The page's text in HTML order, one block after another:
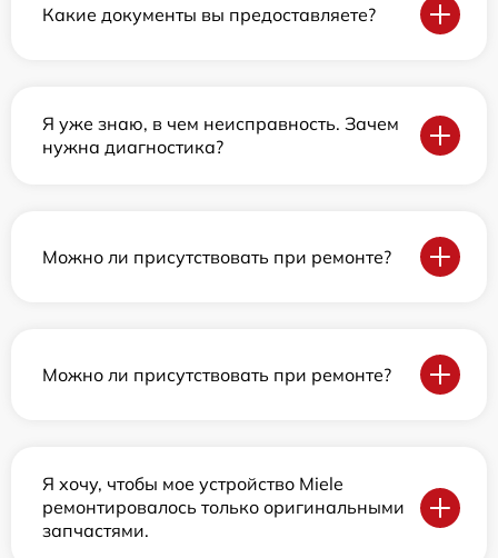
Какие документы вы предоставляете?
Я уже знаю, в чем неисправность. Зачем
нужна диагностика?
Можно ли присутствовать при ремонте?
Можно ли присутствовать при ремонте?
Я хочу, чтобы мое устройство Miele
ремонтировалось только оригинальными
запчастями.